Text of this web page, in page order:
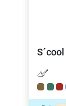
S´cool